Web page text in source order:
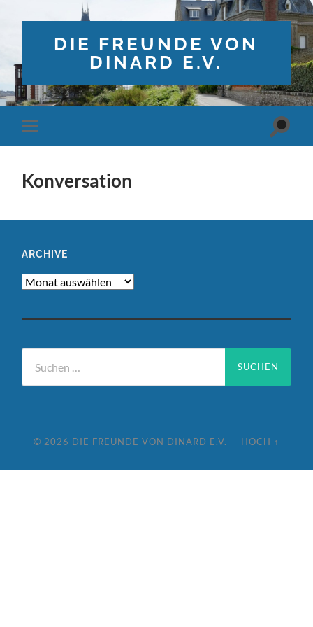
DIE FREUNDE VON
DINARD E.V.
Mobile-
Menü
Konversation
ARCHIVE
Archive
nach:
© 2026 DIE FREUNDE VON DINARD E.V. — HOCH ↑